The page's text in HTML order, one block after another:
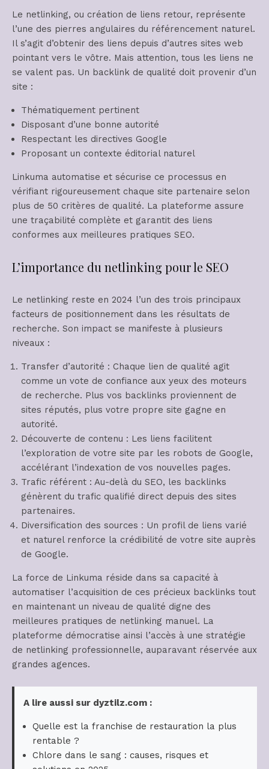
Le netlinking, ou création de liens retour, représente
l’une des pierres angulaires du référencement naturel.
Il s’agit d’obtenir des liens depuis d’autres sites web
pointant vers le vôtre. Mais attention, tous les liens ne
se valent pas. Un backlink de qualité doit provenir d’un
site :
Thématiquement pertinent
Disposant d’une bonne autorité
Respectant les directives Google
Proposant un contexte éditorial naturel
Linkuma automatise et sécurise ce processus en
vérifiant rigoureusement chaque site partenaire selon
plus de 50 critères de qualité. La plateforme assure
une traçabilité complète et garantit des liens
conformes aux meilleures pratiques SEO.
L’importance du netlinking pour le SEO
Le netlinking reste en 2024 l’un des trois principaux
facteurs de positionnement dans les résultats de
recherche. Son impact se manifeste à plusieurs
niveaux :
Transfer d’autorité : Chaque lien de qualité agit
comme un vote de confiance aux yeux des moteurs
de recherche. Plus vos backlinks proviennent de
sites réputés, plus votre propre site gagne en
autorité.
Découverte de contenu : Les liens facilitent
l’exploration de votre site par les robots de Google,
accélérant l’indexation de vos nouvelles pages.
Trafic référent : Au-delà du SEO, les backlinks
génèrent du trafic qualifié direct depuis des sites
partenaires.
Diversification des sources : Un profil de liens varié
et naturel renforce la crédibilité de votre site auprès
de Google.
La force de Linkuma réside dans sa capacité à
automatiser l’acquisition de ces précieux backlinks tout
en maintenant un niveau de qualité digne des
meilleures pratiques de netlinking manuel. La
plateforme démocratise ainsi l’accès à une stratégie
de netlinking professionnelle, auparavant réservée aux
grandes agences.
A lire aussi sur dyztilz.com :
Quelle est la franchise de restauration la plus
rentable ?
Chlore dans le sang : causes, risques et